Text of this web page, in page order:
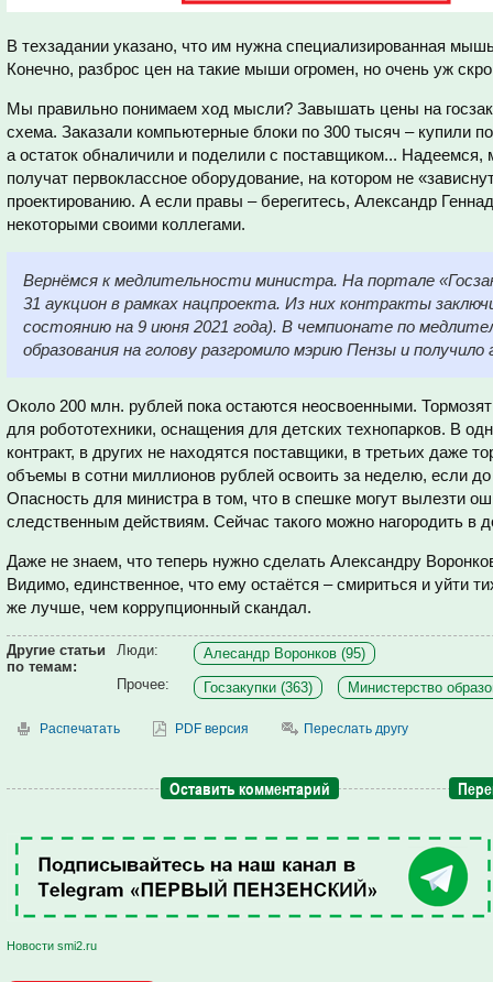
В техзадании указано, что им нужна специализированная
Конечно, разброс цен на такие мыши огромен, но очень уж
Мы правильно понимаем ход мысли? Завышать цены на
схема. Заказали компьютерные блоки по 300 тысяч – купили
а остаток обналичили и поделили с поставщиком... Надеемся,
получат первоклассное оборудование, на котором не
проектированию. А если правы – берегитесь, Александр
некоторыми своими коллегами.
Вернёмся к медлительности министра. На портале
31 аукцион в рамках нацпроекта. Из них контракты
состоянию на 9 июня 2021 года). В чемпионате по
образования на голову разгромило мэрию Пензы и получило
Около 200 млн. рублей пока остаются неосвоенными.
для робототехники, оснащения для детских технопарков. В
контракт, в других не находятся поставщики, в третьих даже
объемы в сотни миллионов рублей освоить за неделю, если
Опасность для министра в том, что в спешке могут вылезти
следственным действиям. Сейчас такого можно нагородить в
Даже не знаем, что теперь нужно сделать Александру
Видимо, единственное, что ему остаётся – смириться и уйти
же лучше, чем коррупционный скандал.
Другие статьи
по темам:
Люди:
Алесандр Воронков (95)
Прочее:
Госзакупки (363) Министерство
Распечатать PDF версия Переслать другу
Оставить комментарий
Новости smi2.ru